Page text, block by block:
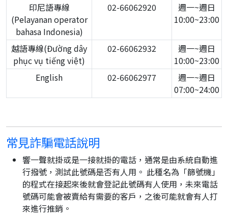
印尼語專線
(Pelayanan operator
bahasa Indonesia)
02-66062920
週一~週日
10:00~23:00
越語專線(Đường dây
phục vụ tiếng việt)
02-66062932
週一~週日
10:00~23:00
English
02-66062977
週一~週日
07:00~24:00
常見詐騙電話說明
響一聲就掛或是一接就掛的電話，通常是由系統自動進
行撥號，測試此號碼是否有人用。 此種名為「篩號機」
的程式在接起來後就會登記此號碼有人使用，未來電話
號碼可能會被賣給有需要的客戶，之後可能就會有人打
來進行推銷。